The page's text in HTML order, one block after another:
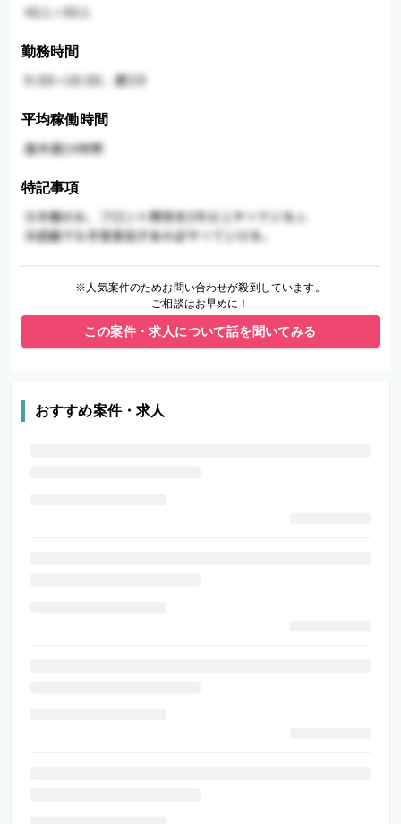
勤務時間
平均稼働時間
特記事項
※人気案件のためお問い合わせが殺到しています。
ご相談はお早めに！
この案件・求人について話を聞いてみる
おすすめ案件・求人